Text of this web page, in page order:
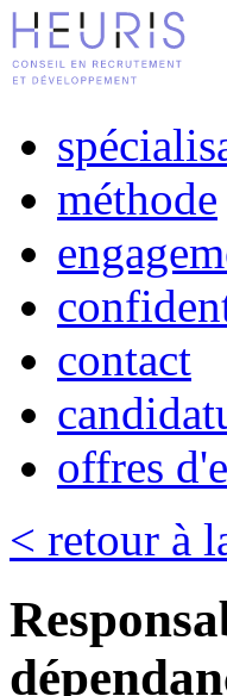
méthode
contact
offres
< retour à